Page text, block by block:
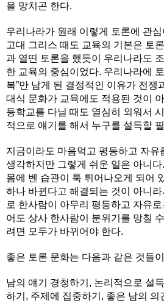
을 망치곤 한다.
우리나라가 원래 이렇게 토론에 관
고대 그리스 때도 교육의 기본은 토
과 열띤 토론을 했듯이 우리나라도
한 교육의 중심이었다. 우리나라에
복”만 남게 된 결정적인 이유가 전쟁
대식 문화가 교육에도 적용된 것이
등학교를 다닐 때도 열심히 외워서
적으로 얘기를 해서 누구를 설득할
지금이라도 마음먹고 평등하고 자유
생각하지만 그렇게 쉬운 일은 아니
몸에 벤 습관이 툭 튀어나오게 되어
하나 바뀐다고 해결되는 것이 아니라
로 한사람이 아무리 평등하고 자유
어도 상사 한사람이 분위기를 망칠
려면 모두가 바뀌어야 한다.
좋은 토론 문화는 다음과 같은 것들
남의 얘기 경청하기, 논리적으로 설
하기, 주제에 집중하기, 좋은 남의 의